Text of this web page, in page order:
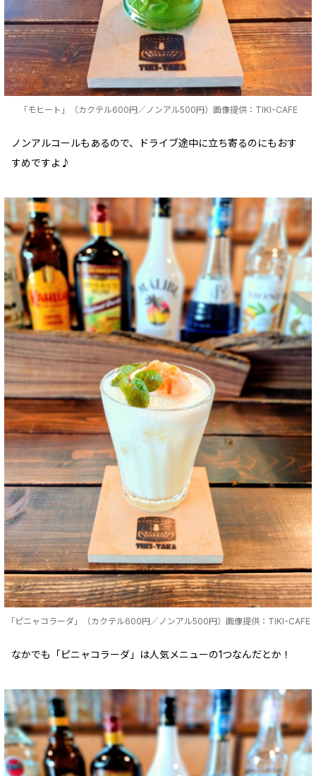
「モヒート」（カクテル600円／ノンアル500円）画像提供：TIKI-CAFE
ノンアルコールもあるので、ドライブ途中に立ち寄るのにもおす
すめですよ♪
「ピニャコラーダ」（カクテル600円／ノンアル500円）画像提供：TIKI-CAFE
なかでも「ピニャコラーダ」は人気メニューの1つなんだとか！